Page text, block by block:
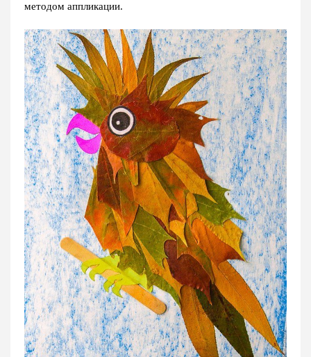
методом аппликации.